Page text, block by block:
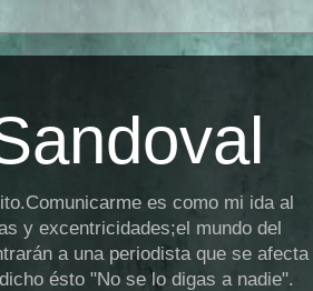
es como mi ida al
y excentricidades;el mundo del
a una periodista que se afecta
ésto "No se lo digas a nadie".